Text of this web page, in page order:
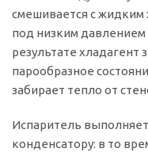
смешивается с жидким
под низким давлением
результате хладагент
парообразное
забирает тепло от
Испаритель
конденсатору: в то